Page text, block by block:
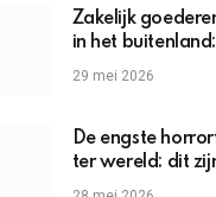
Zakelijk
in het
moet je weten
29 mei 2026
De engste
ter wereld: dit
griezels die je